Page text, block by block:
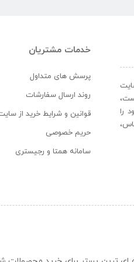
را
خدمات مشتریان
پرسش های متداول
روند ارسال سفارشات
قوانین و شرایط خرید از
حریم خصوصی
سامانه همتا و رجیستری